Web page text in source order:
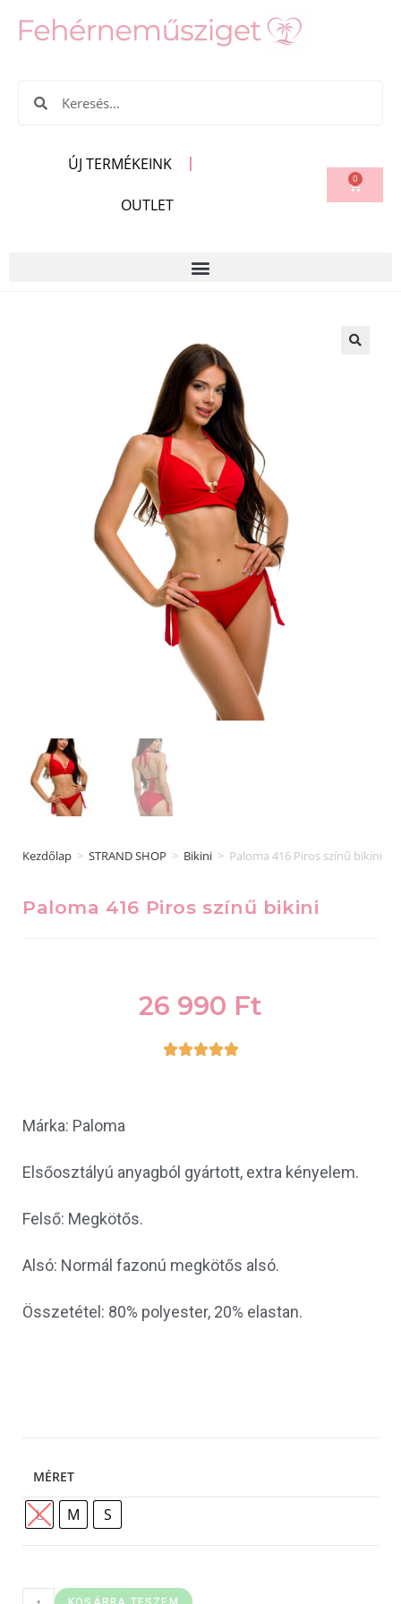
ÚJ TERMÉKEINK
OUTLET
0
Kezdőlap > STRAND SHOP > Bikini > Paloma 416 Piros színű bikini
Paloma 416 Piros színű bikini
26 990 Ft

Márka: Paloma
Elsőosztályú anyagból gyártott, extra kényelem.
Felső: Megkötős.
Alsó: Normál fazonú megkötős alsó.
Összetétel: 80% polyester, 20% elastan.
MÉRET
L M S